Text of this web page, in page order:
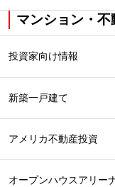
マンション・
投資家向け情報
新築一戸建て
アメリカ不動産投資
オープンハウスアリー